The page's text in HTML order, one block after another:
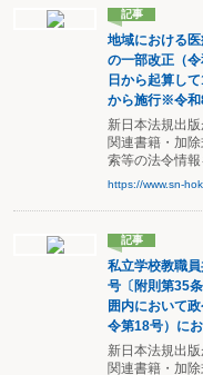
記事
地域における
の一部改正（
日から起算し
から施行※令和
新日本法規出
関連書籍・加
索等の法令情報
https://www.sn-
記事
私立学校教職
号〔附則第35
囲内において
令第18号）に
新日本法規出
関連書籍・加